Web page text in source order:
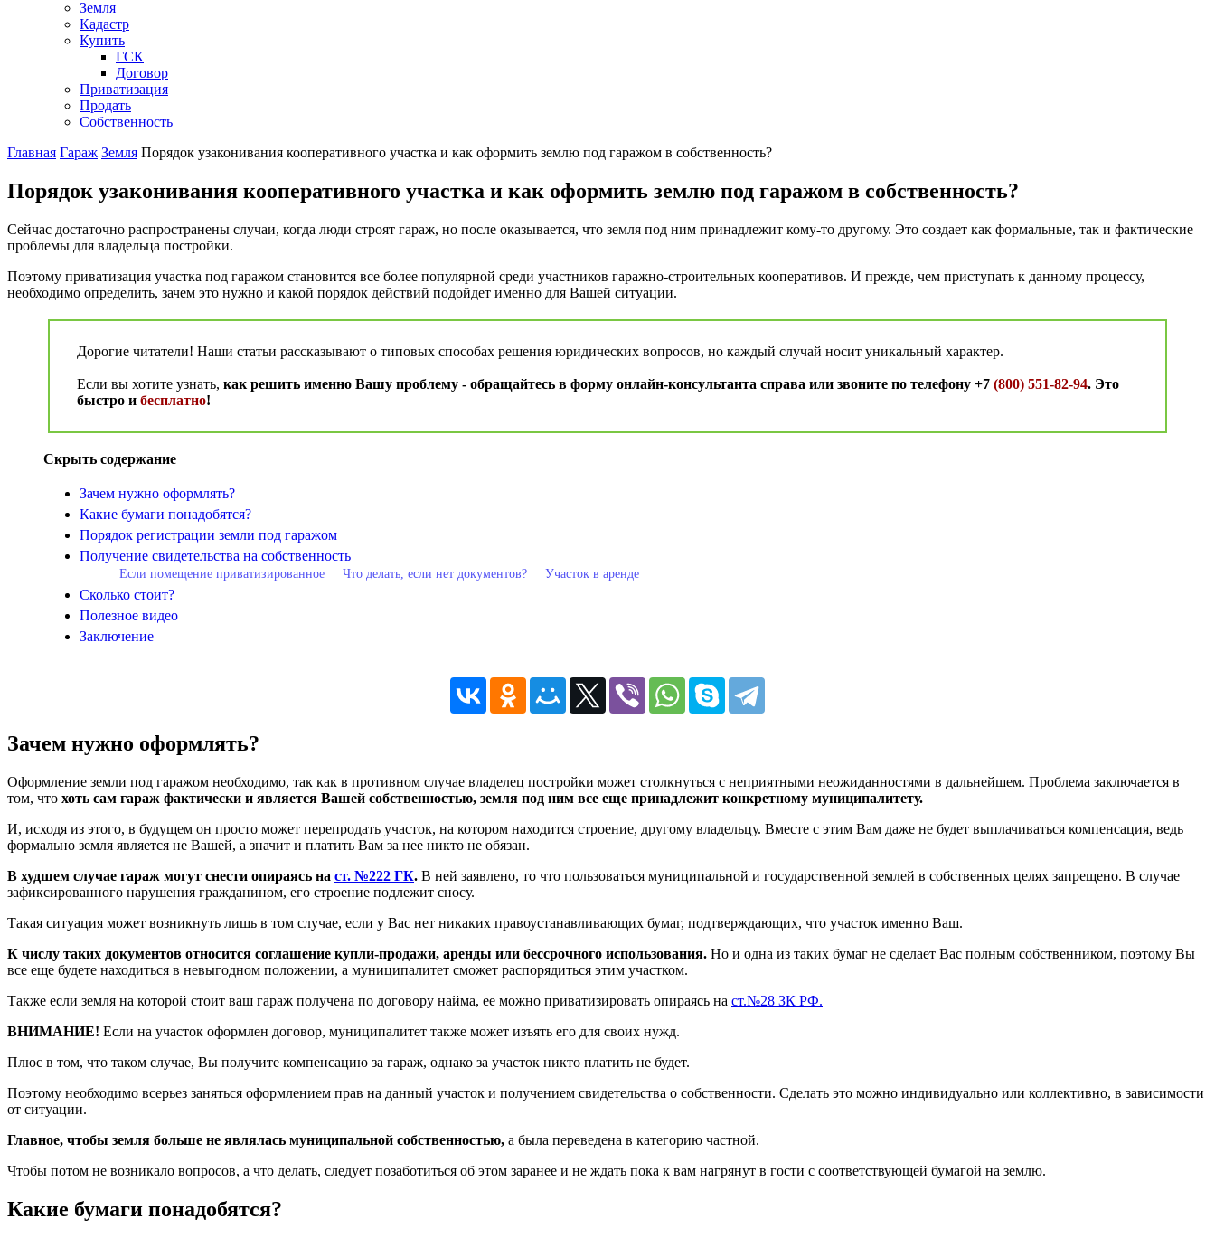
Земля
Кадастр
Купить
ГСК
Договор
Приватизация
Продать
Собственность
Главная Гараж Земля Порядок узаконивания кооперативного участка и как оформить землю под гаражом в собственность?
Порядок узаконивания кооперативного участка и как оформить землю под гаражом в собственность?
Сейчас достаточно распространены случаи, когда люди строят гараж, но после оказывается, что земля под ним принадлежит кому-то другому. Это создает как формальные, так и фактические
проблемы для владельца постройки.
Поэтому приватизация участка под гаражом становится все более популярной среди участников гаражно-строительных кооперативов. И прежде, чем приступать к данному процессу,
необходимо определить, зачем это нужно и какой порядок действий подойдет именно для Вашей ситуации.
Дорогие читатели! Наши статьи рассказывают о типовых способах решения юридических вопросов, но каждый случай носит уникальный характер.
Если вы хотите узнать, как решить именно Вашу проблему - обращайтесь в форму онлайн-консультанта справа или звоните по телефону +7 (800) 551-82-94. Это
быстро и бесплатно!
Скрыть содержание
Зачем нужно оформлять?
Какие бумаги понадобятся?
Порядок регистрации земли под гаражом
Получение свидетельства на собственность
Если помещение приватизированное Что делать, если нет документов? Участок в аренде
Сколько стоит?
Полезное видео
Заключение
Зачем нужно оформлять?
Оформление земли под гаражом необходимо, так как в противном случае владелец постройки может столкнуться с неприятными неожиданностями в дальнейшем. Проблема заключается в
том, что хоть сам гараж фактически и является Вашей собственностью, земля под ним все еще принадлежит конкретному муниципалитету.
И, исходя из этого, в будущем он просто может перепродать участок, на котором находится строение, другому владельцу. Вместе с этим Вам даже не будет выплачиваться компенсация, ведь
формально земля является не Вашей, а значит и платить Вам за нее никто не обязан.
В худшем случае гараж могут снести опираясь на ст. №222 ГК. В ней заявлено, то что пользоваться муниципальной и государственной землей в собственных целях запрещено. В случае
зафиксированного нарушения гражданином, его строение подлежит сносу.
Такая ситуация может возникнуть лишь в том случае, если у Вас нет никаких правоустанавливающих бумаг, подтверждающих, что участок именно Ваш.
К числу таких документов относится соглашение купли-продажи, аренды или бессрочного использования. Но и одна из таких бумаг не сделает Вас полным собственником, поэтому Вы
все еще будете находиться в невыгодном положении, а муниципалитет сможет распорядиться этим участком.
Также если земля на которой стоит ваш гараж получена по договору найма, ее можно приватизировать опираясь на ст.№28 ЗК РФ.
ВНИМАНИЕ! Если на участок оформлен договор, муниципалитет также может изъять его для своих нужд.
Плюс в том, что таком случае, Вы получите компенсацию за гараж, однако за участок никто платить не будет.
Поэтому необходимо всерьез заняться оформлением прав на данный участок и получением свидетельства о собственности. Сделать это можно индивидуально или коллективно, в зависимости
от ситуации.
Главное, чтобы земля больше не являлась муниципальной собственностью, а была переведена в категорию частной.
Чтобы потом не возникало вопросов, а что делать, следует позаботиться об этом заранее и не ждать пока к вам нагрянут в гости с соответствующей бумагой на землю.
Какие бумаги понадобятся?